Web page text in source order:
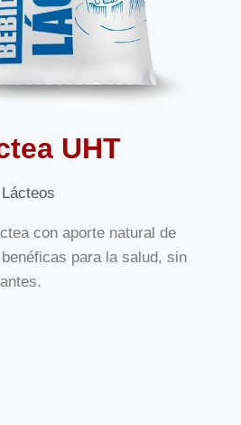
UHT
Lácteos
con aporte natural de
para la salud, sin